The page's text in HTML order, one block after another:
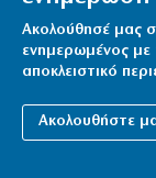
Ανατολή
6|08|2026 | 21:50
Επτά μήνες
Πυροσβεστικής
Ακολούθησέ μας
ενημερωμένος με
αποκλειστικό
Ακολουθήστε